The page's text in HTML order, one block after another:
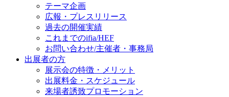
テーマ企画
広報・プレスリリース
過去の開催実績
これまでのifia/HEF
お問い合わせ/主催者・事務局
出展者の方
展示会の特徴・メリット
出展料⾦・スケジュール
来場者誘致プロモーション